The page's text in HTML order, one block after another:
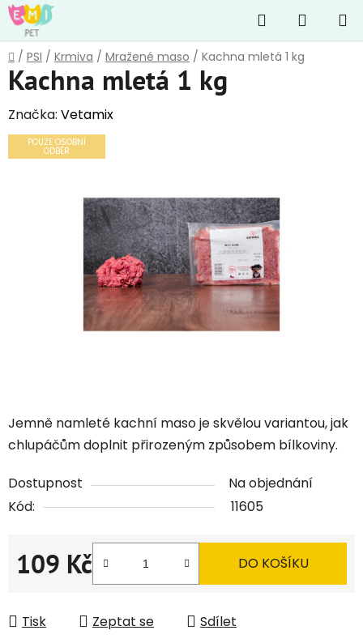
Přejít
na
obsah
Hledat
KOŠÍK
Domů
/ PSI / Krmiva / Mražené maso / Kachna mletá 1 kg
Jemně namleté kachní maso je skvělou variantou, jak
chlupáčům doplnit přirozeným způsobem bílkoviny.
Dostupnost
Na objednání
Kód:
11605
109 Kč
Měrná cena:
DO KOŠÍKU
Tisk Zeptat se Sdílet
Kachna mletá 1 kg
Značka: Vetamix
POUZE OSOBNÍ
ODBĚR